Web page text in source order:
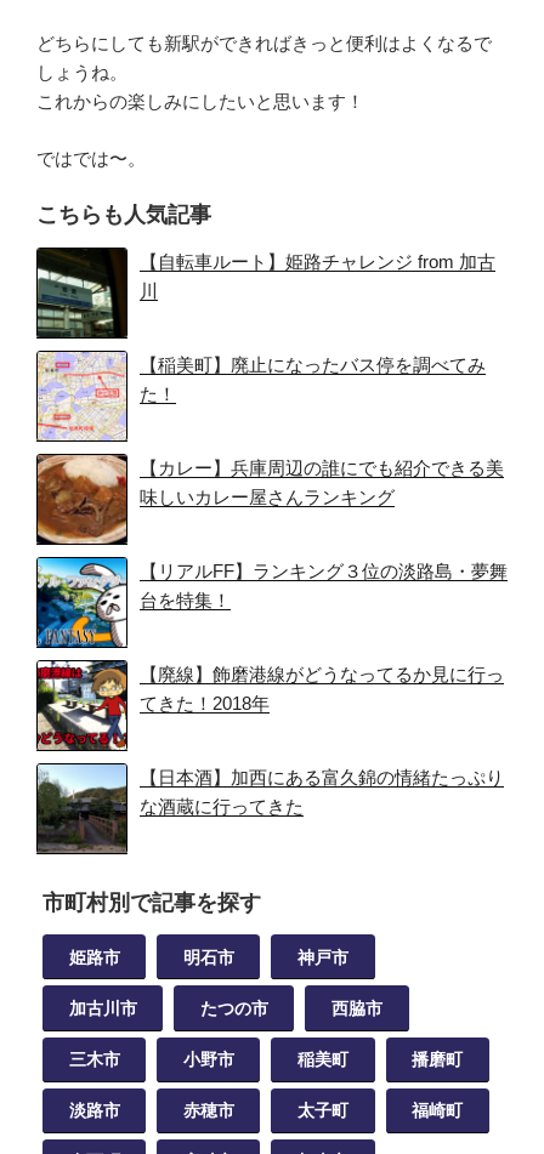
どちらにしても新駅ができればきっと便利はよくなるで
しょうね。
これからの楽しみにしたいと思います！
ではでは〜。
こちらも人気記事
【自転車ルート】姫路チャレンジ from 加古
川
【稲美町】廃止になったバス停を調べてみ
た！
【カレー】兵庫周辺の誰にでも紹介できる美
味しいカレー屋さんランキング
【リアルFF】ランキング３位の淡路島・夢舞
台を特集！
【廃線】飾磨港線がどうなってるか見に行っ
てきた！2018年
【日本酒】加西にある富久錦の情緒たっぷり
な酒蔵に行ってきた
市町村別で記事を探す
姫路市 明石市 神戸市
加古川市 たつの市 西脇市
三木市 小野市 稲美町 播磨町
淡路市 赤穂市 太子町 福崎町